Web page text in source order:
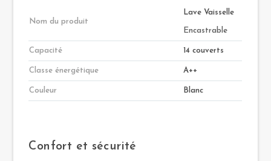
Nom du produit
Lave Vaisselle
Encastrable
Capacité 14 couverts
Classe énergétique A++
Couleur Blanc
Confort et sécurité